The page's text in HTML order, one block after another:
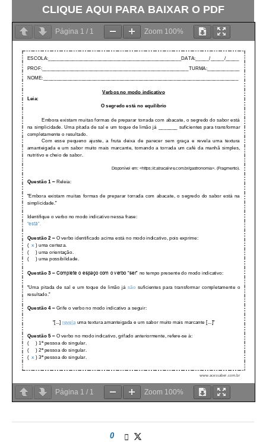
CLIQUE AQUI PARA BAIXAR O PDF
Página 1 / 1 Zoom 100%
Página 1 / 1 Zoom 100%
0